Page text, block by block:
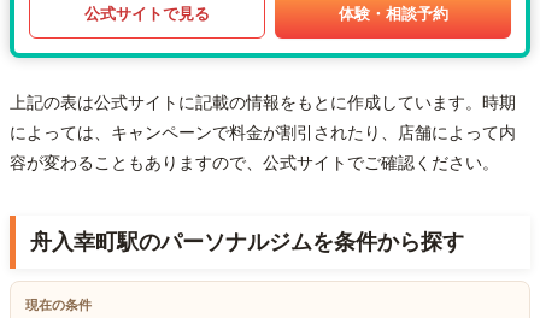
公式サイトで見る 体験・相談予約
上記の表は公式サイトに記載の情報をもとに作成しています。時期
によっては、キャンペーンで料金が割引されたり、店舗によって内
容が変わることもありますので、公式サイトでご確認ください。
舟入幸町駅のパーソナルジムを条件から探す
現在の条件